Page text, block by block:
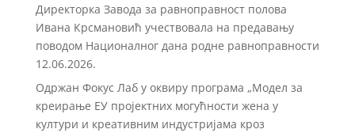
Директорка Завода за равноправност полова
Ивана Крсмановић учествовала на предавању
поводом Националног дана родне равноправности
12.06.2026.
Одржан Фокус Лаб у оквиру програма „Модел за
креирање ЕУ пројектних могућности жена у
култури и креативним индустријама кроз